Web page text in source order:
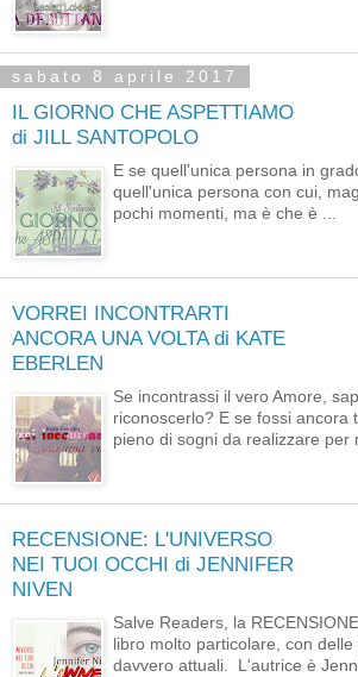
sabato 8 aprile 2017
IL GIORNO CHE ASPETTIAMO
di JILL SANTOPOLO
E se quell'unica persona in
quell'unica persona con cui,
pochi momenti, ma è che è ...
VORREI INCONTRARTI
ANCORA UNA VOLTA di KATE
EBERLEN
Se incontrassi il vero Amore,
riconoscerlo? E se fossi ancora
pieno di sogni da realizzare per
RECENSIONE: L'UNIVERSO
NEI TUOI OCCHI di JENNIFER
NIVEN
Salve Readers, la
libro molto particolare, con delle
davvero attuali. L'autrice è